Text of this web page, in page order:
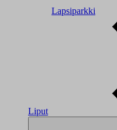
Lapsiparkki
Liput